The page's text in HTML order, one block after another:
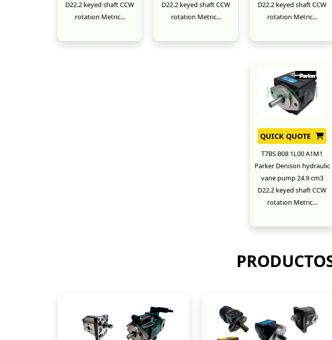
D22.2 keyed shaft CCW
rotation Metric...
D22.2 keyed shaft CCW
rotation Metric...
D22.2 keyed shaft CCW
rotation Metric...
QUICK QUOTE
T7BS B08 1L00 A1M1
Parker Denison hydraulic
vane pump 24.9 cm3
D22.2 keyed shaft CCW
rotation Metric...